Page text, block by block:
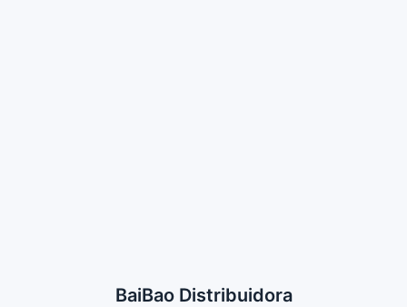
BaiBao Distribuidora